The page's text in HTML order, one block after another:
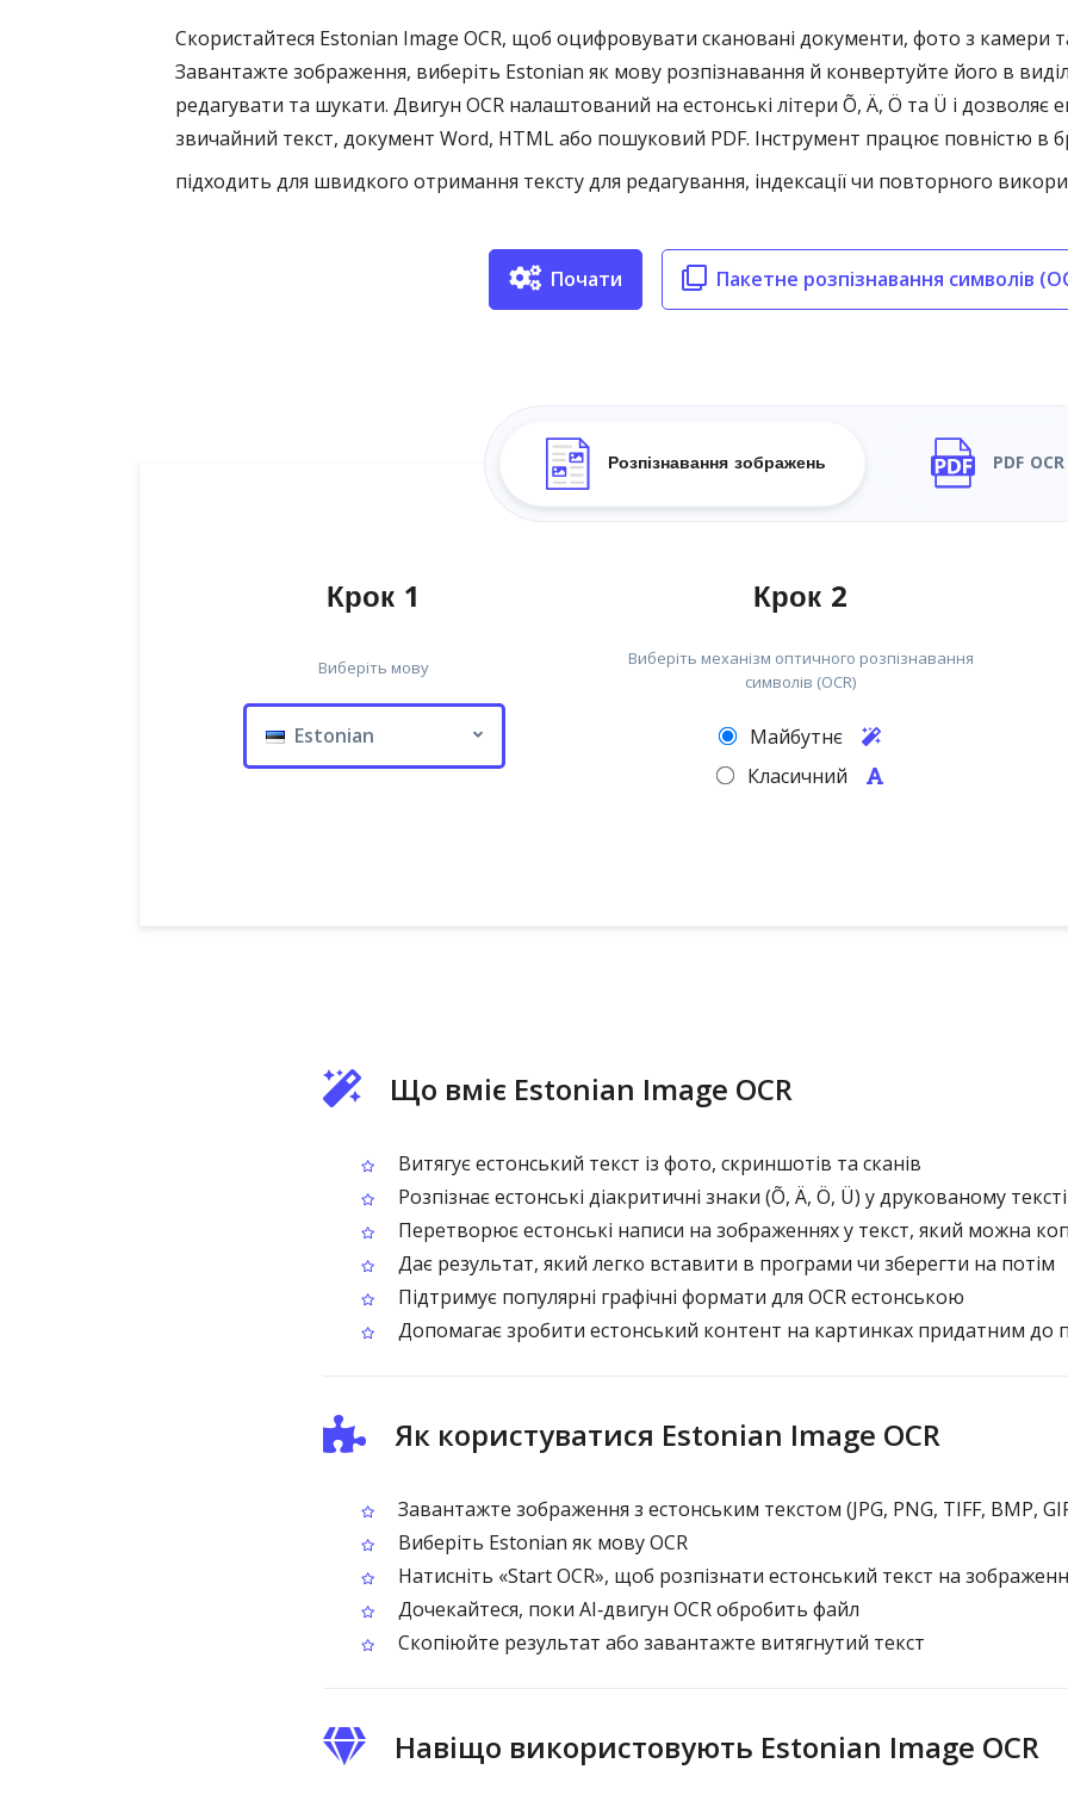
Скористайтеся Estonian Image OCR, щоб оцифровувати скановані документи, фото з камери
Завантажте зображення, виберіть Estonian як мову розпізнавання й конвертуйте його в
редагувати та шукати. Двигун OCR налаштований на естонські літери Õ, Ä, Ö та Ü і дозволяє
звичайний текст, документ Word, HTML або пошуковий PDF. Інструмент працює повністю в
підходить для швидкого отримання тексту для редагування, індексації чи повторного
Почати Пакетне розпізнавання символів
Розпізнавання зображень PDF OCR
Крок 1
Виберіть мову
Estonian
Крок 2
Виберіть механізм оптичного розпізнавання
символів (OCR)
Майбутнє
Класичний
Що вміє Estonian Image OCR
Витягує естонський текст із фото, скриншотів та сканів
Розпізнає естонські діакритичні знаки (Õ, Ä, Ö, Ü) у друкованому тексті
Перетворює естонські написи на зображеннях у текст, який можна
Дає результат, який легко вставити в програми чи зберегти на потім
Підтримує популярні графічні формати для OCR естонською
Допомагає зробити естонський контент на картинках придатним до
Як користуватися Estonian Image OCR
Завантажте зображення з естонським текстом (JPG, PNG, TIFF, BMP,
Виберіть Estonian як мову OCR
Натисніть «Start OCR», щоб розпізнати естонський текст на
Дочекайтеся, поки AI‑двигун OCR обробить файл
Скопіюйте результат або завантажте витягнутий текст
Навіщо використовують Estonian Image OCR